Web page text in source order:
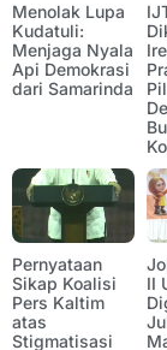
Menolak Lupa
Kudatuli:
Menjaga Nyala
Api Demokrasi
dari Samarinda
Pernyataan
Sikap Koalisi
Pers Kaltim
atas
Stigmatisasi
II